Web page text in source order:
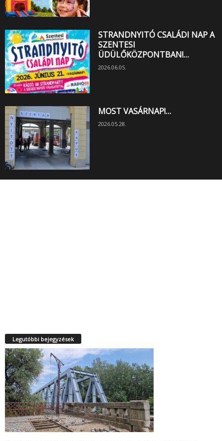
STRANDNYITÓ CSALÁDI NAP A
SZENTESI
ÜDÜLŐKÖZPONTBAN!…
2026.06.05.
MOST VASÁRNAP!…
2026.05.28.
Legutóbbi bejegyzések